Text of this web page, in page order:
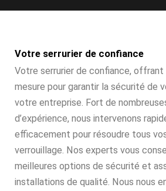
Votre serrurier de confiance
Votre serrurier de confiance,
mesure pour garantir la sécurité de
votre entreprise. Fort de
d’expérience, nous intervenons
efficacement pour résoudre tous
verrouillage. Nos experts vous
meilleures options de sécurité et
installations de qualité. Nous nous